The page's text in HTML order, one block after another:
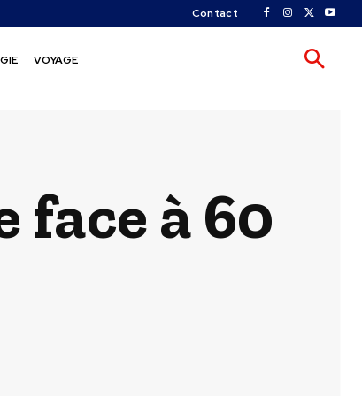
Contact
VOYAGE
face à 60